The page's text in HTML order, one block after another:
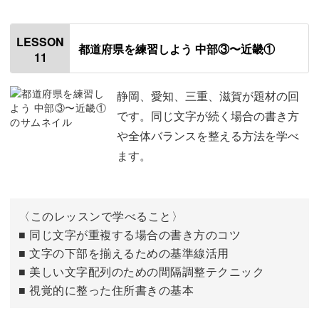
「山梨」
「長野」
「岐阜」 11:00
LESSON
11
都道府県を練習しよう 中部③〜近畿①
静岡、愛知、三重、滋賀が題材の回
です。同じ文字が続く場合の書き方
や全体バランスを整える方法を学べ
ます。
〈このレッスンで学べること〉
■ 同じ文字が重複する場合の書き方のコツ
■ 文字の下部を揃えるための基準線活用
■ 美しい文字配列のための間隔調整テクニック
■ 視覚的に整った住所書きの基本